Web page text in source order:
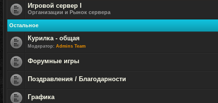
Нет
непрочитанных
Игровой сервер I
Организации и Рынок сервера
Остальное
сообщений
Курилка - общая
Модератор: Admins Team
непрочитанных
сообщений
Форумные игры
непрочитанных
сообщений
Поздравления / Благодарности
Графика